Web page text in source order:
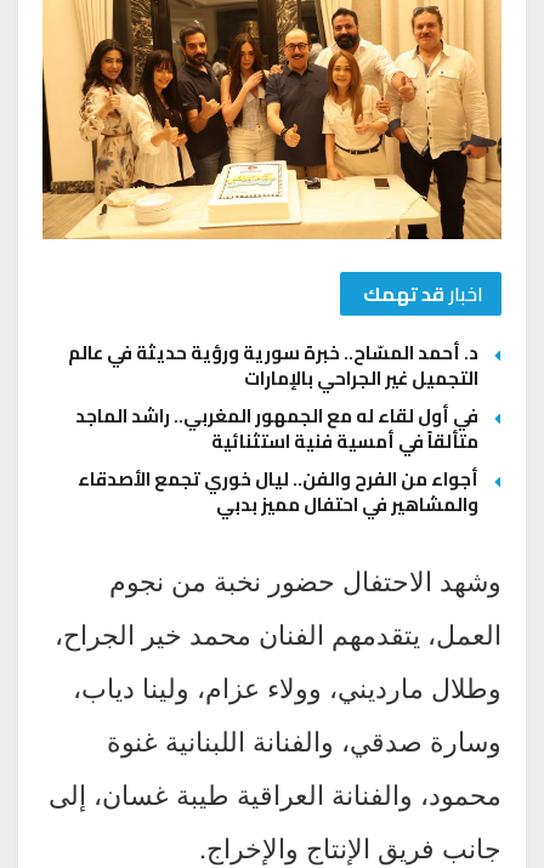
اخبارقد تهمك
د. أحمد المسّاح.. خبرة سورية ورؤية حديثة في عالم
التجميل غير الجراحي بالإمارات
في أول لقاء له مع الجمهور المغربي.. راشد الماجد
متألقاً في أمسية فنية استثنائية
أجواء من الفرح والفن.. ليال خوري تجمع الأصدقاء
والمشاهير في احتفال مميز بدبي
وشهد الاحتفال حضور نخبة من نجوم
العمل، يتقدمهم الفنان محمد خير الجراح،
وطلال مارديني، وولاء عزام، ولينا دياب،
وسارة صدقي، والفنانة اللبنانية غنوة
محمود، والفنانة العراقية طيبة غسان، إلى
جانب فريق الإنتاج والإخراج.